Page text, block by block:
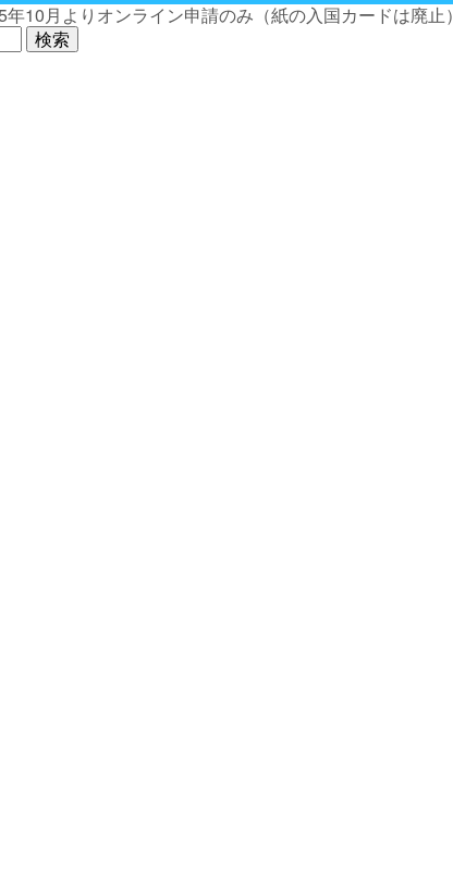
10月よりオンライン申請のみ（紙の入国カードは廃止）